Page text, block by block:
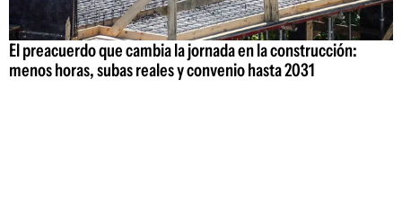
El preacuerdo que cambia la jornada en la construcción:
menos horas, subas reales y convenio hasta 2031